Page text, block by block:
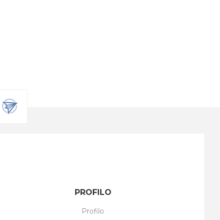
PROFILO
Profilo